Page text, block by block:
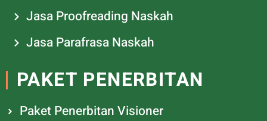
Jasa Proofreading Naskah
Jasa Parafrasa Naskah
PAKET PENERBITAN
Paket Penerbitan Visioner